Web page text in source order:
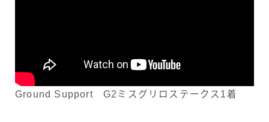
Ground Support G2ミスグリロステークス1着